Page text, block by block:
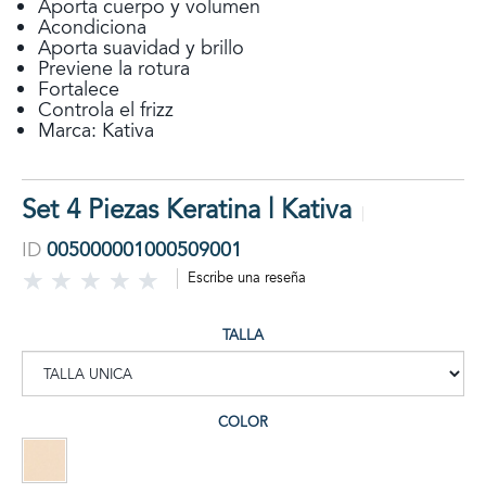
Aporta cuerpo y volumen
Acondiciona
Aporta suavidad y brillo
Previene la rotura
Fortalece
Controla el frizz
Marca: Kativa
Set 4 Piezas Keratina | Kativa
ID 005000001000509001
Escribe una reseña
TALLA
COLOR